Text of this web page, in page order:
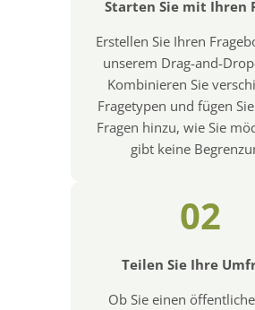
Starten Sie mit Ihren
Erstellen Sie Ihren
unserem Drag-and-
Kombinieren Sie
Fragetypen und fügen
Fragen hinzu, wie Sie
gibt keine
02
Teilen Sie Ihre
Ob Sie einen